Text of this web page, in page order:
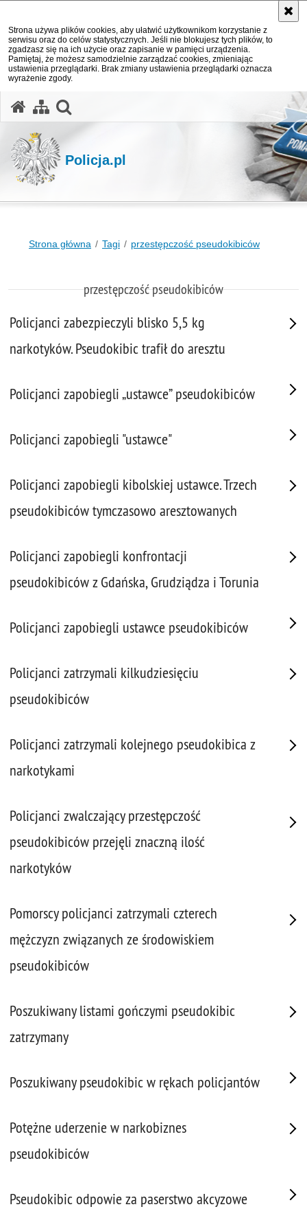
Strona używa plików cookies, aby ułatwić użytkownikom korzystanie z
serwisu oraz do celów statystycznych. Jeśli nie blokujesz tych plików, to
zgadzasz się na ich użycie oraz zapisanie w pamięci urządzenia.
Pamiętaj, że możesz samodzielnie zarządzać cookies, zmieniając
ustawienia przeglądarki. Brak zmiany ustawienia przeglądarki oznacza
wyrażenie zgody.
Policja.pl
Strona główna Tagi przestępczość pseudokibiców
przestępczość pseudokibiców
Policjanci zabezpieczyli blisko 5,5 kg
narkotyków. Pseudokibic trafił do aresztu
Policjanci zapobiegli „ustawce” pseudokibiców
Policjanci zapobiegli "ustawce"
Policjanci zapobiegli kibolskiej ustawce. Trzech
pseudokibiców tymczasowo aresztowanych
Policjanci zapobiegli konfrontacji
pseudokibiców z Gdańska, Grudziądza i Torunia
Policjanci zapobiegli ustawce pseudokibiców
Policjanci zatrzymali kilkudziesięciu
pseudokibiców
Policjanci zatrzymali kolejnego pseudokibica z
narkotykami
Policjanci zwalczający przestępczość
pseudokibiców przejęli znaczną ilość
narkotyków
Pomorscy policjanci zatrzymali czterech
mężczyzn związanych ze środowiskiem
pseudokibiców
Poszukiwany listami gończymi pseudokibic
zatrzymany
Poszukiwany pseudokibic w rękach policjantów
Potężne uderzenie w narkobiznes
pseudokibiców
Pseudokibic odpowie za paserstwo akcyzowe